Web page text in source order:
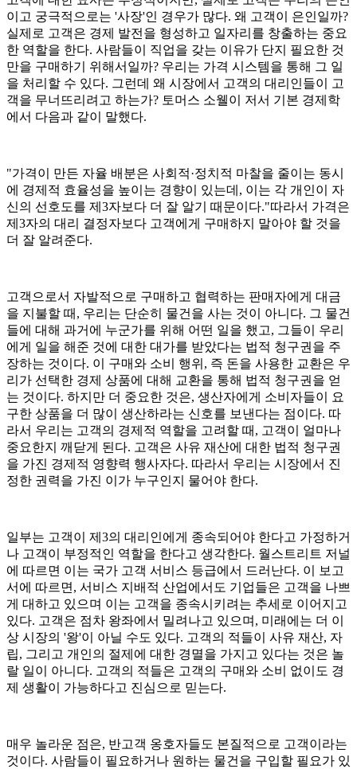
이고 궁극적으로는 '사장'인 경우가 많다. 왜 고객이 은인일까?
실제로 고객은 경제 발전을 형성하고 일자리를 창출하는 중요
한 역할을 한다. 사람들이 직업을 갖는 이유가 단지 필요한 것
만을 구매하기 위해서일까? 우리는 가격 시스템을 통해 그 일
을 처리할 수 있다. 그런데 왜 시장에서 고객의 대리인들이 고
객을 무너뜨리려고 하는가? 토머스 소웰이 저서 기본 경제학
에서 다음과 같이 말했다.
"가격이 만든 자율 배분은 사회적·정치적 마찰을 줄이는 동시
에 경제적 효율성을 높이는 경향이 있는데, 이는 각 개인이 자
신의 선호도를 제3자보다 더 잘 알기 때문이다."따라서 가격은
제3자의 대리 결정자보다 고객에게 구매하지 말아야 할 것을
더 잘 알려준다.
고객으로서 자발적으로 구매하고 협력하는 판매자에게 대금
을 지불할 때, 우리는 단순히 물건을 사는 것이 아니다. 그 물건
들에 대해 과거에 누군가를 위해 어떤 일을 했고, 그들이 우리
에게 일을 해준 것에 대한 대가를 받았다는 법적 청구권을 주
장하는 것이다. 이 구매와 소비 행위, 즉 돈을 사용한 교환은 우
리가 선택한 경제 상품에 대해 교환을 통해 법적 청구권을 얻
는 것이다. 하지만 더 중요한 것은, 생산자에게 소비자들이 요
구한 상품을 더 많이 생산하라는 신호를 보낸다는 점이다. 따
라서 우리는 고객의 경제적 역할을 고려할 때, 고객이 얼마나
중요한지 깨닫게 된다. 고객은 사유 재산에 대한 법적 청구권
을 가진 경제적 영향력 행사자다. 따라서 우리는 시장에서 진
정한 권력을 가진 이가 누구인지 물어야 한다.
일부는 고객이 제3의 대리인에게 종속되어야 한다고 가정하거
나 고객이 부정적인 역할을 한다고 생각한다. 월스트리트 저널
에 따르면 이는 국가 고객 서비스 등급에서 드러난다. 이 보고
서에 따르면, 서비스 지배적 산업에서도 기업들은 고객을 나쁘
게 대하고 있으며 이는 고객을 종속시키려는 추세로 이어지고
있다. 고객은 점차 왕좌에서 밀려나고 있으며, 미래에는 더 이
상 시장의 '왕'이 아닐 수도 있다. 고객의 적들이 사유 재산, 자
립, 그리고 개인의 절제에 대한 경멸을 가지고 있다는 것은 놀
랄 일이 아니다. 고객의 적들은 고객의 구매와 소비 없이도 경
제 생활이 가능하다고 진심으로 믿는다.
매우 놀라운 점은, 반고객 옹호자들도 본질적으로 고객이라는
것이다. 사람들이 필요하거나 원하는 물건을 구입할 필요가 있